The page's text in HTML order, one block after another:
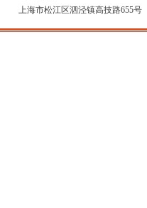
上海市松江区泗泾镇高技路655号